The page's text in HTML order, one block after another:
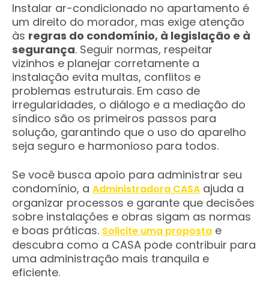
Instalar ar-condicionado no apartamento é
um direito do morador, mas exige atenção
às regras do condomínio, à legislação e à
segurança. Seguir normas, respeitar
vizinhos e planejar corretamente a
instalação evita multas, conflitos e
problemas estruturais. Em caso de
irregularidades, o diálogo e a mediação do
síndico são os primeiros passos para
solução, garantindo que o uso do aparelho
seja seguro e harmonioso para todos.
Se você busca apoio para administrar seu
condomínio, a Administradora CASA ajuda a
organizar processos e garante que decisões
sobre instalações e obras sigam as normas
e boas práticas. Solicite uma proposta e
descubra como a CASA pode contribuir para
uma administração mais tranquila e
eficiente.